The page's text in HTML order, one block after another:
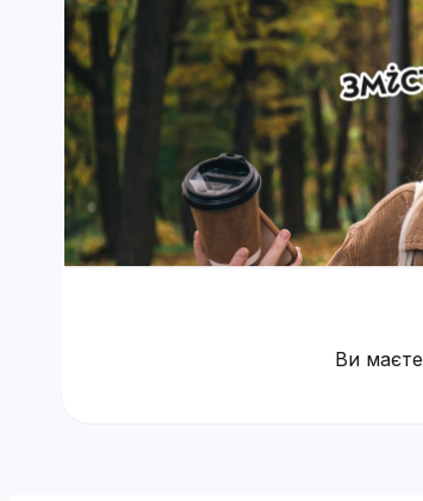
Ви маєте